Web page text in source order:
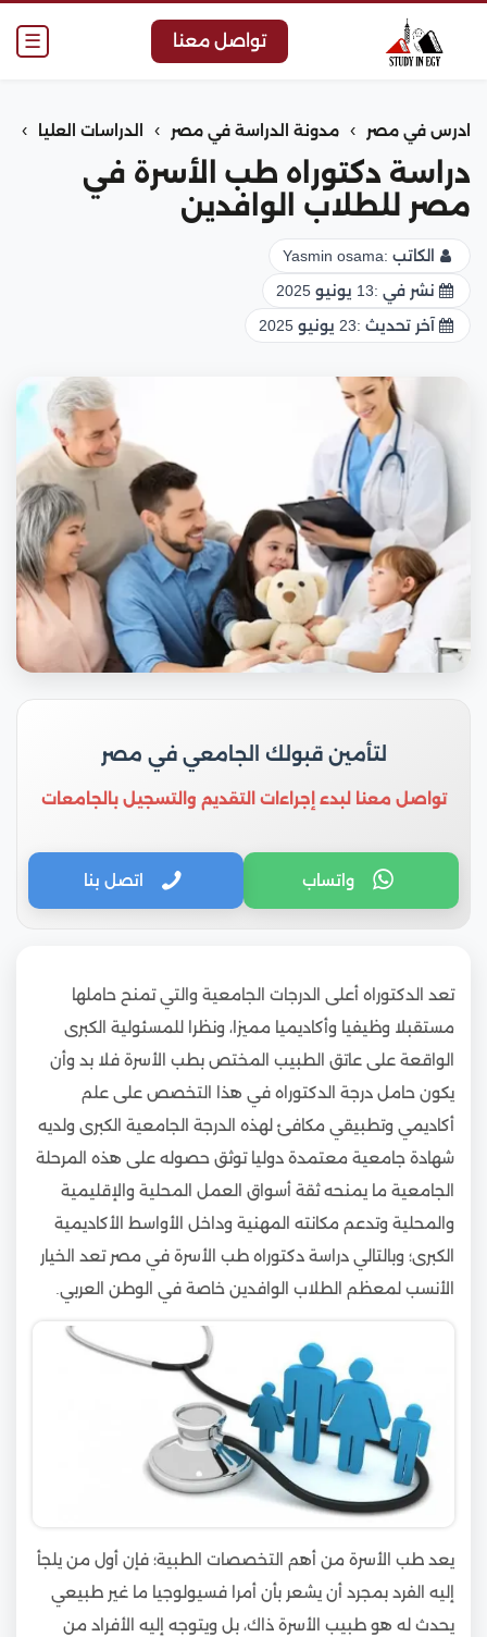
☰ تواصل معنا
ادرس في مصر › مدونة الدراسة في مصر › الدراسات العليا ›
دراسة دكتوراه طب الأسرة في
مصر للطلاب الوافدين
الكاتب :Yasmin osama
نشر في :13 يونيو 2025
آخر تحديث :23 يونيو 2025
لتأمين قبولك الجامعي في مصر
تواصل معنا لبدء إجراءات التقديم والتسجيل بالجامعات
واتساب اتصل بنا
تعد الدكتوراه أعلى الدرجات الجامعية والتي تمنح حاملها
مستقبلا وظيفيا وأكاديميا مميزا، ونظرا للمسئولية الكبرى
الواقعة على عاتق الطبيب المختص بطب الأسرة فلا بد وأن
يكون حامل درجة الدكتوراه في هذا التخصص على علم
أكاديمي وتطبيقي مكافئ لهذه الدرجة الجامعية الكبرى ولديه
شهادة جامعية معتمدة دوليا توثق حصوله على هذه المرحلة
الجامعية ما يمنحه ثقة أسواق العمل المحلية والإقليمية
والمحلية وتدعم مكانته المهنية وداخل الأواسط الأكاديمية
الكبرى؛ وبالتالي دراسة دكتوراه طب الأسرة في مصر تعد الخيار
الأنسب لمعظم الطلاب الوافدين خاصة في الوطن العربي.
يعد طب الأسرة من أهم التخصصات الطبية؛ فإن أول من يلجأ
إليه الفرد بمجرد أن يشعر بأن أمرا فسيولوجيا ما غير طبيعي
يحدث له هو طبيب الأسرة ذاك، بل ويتوجه إليه الأفراد من